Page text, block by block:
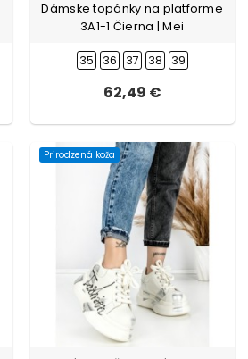
Dámske topánky na platforme
3A1-1 Čierna | Mei
35 36 37 38 39
62,49 €
Prirodzená koža